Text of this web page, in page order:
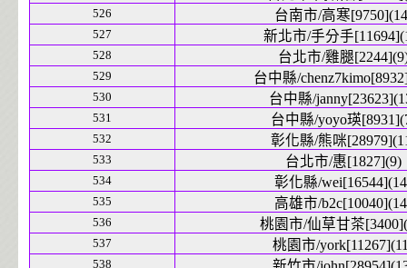
526 台南市/高寒
527 新北市/手分手
528 台北市/雞腿
529 台中縣/
530 台中縣/
531 台中縣/yoyo瑛
532 彰化縣/熊咪
533 台北市/惠[1827](9)
534 彰化縣/
535 高雄市/
536 桃園市/仙草甘茶
537 桃園市/
538